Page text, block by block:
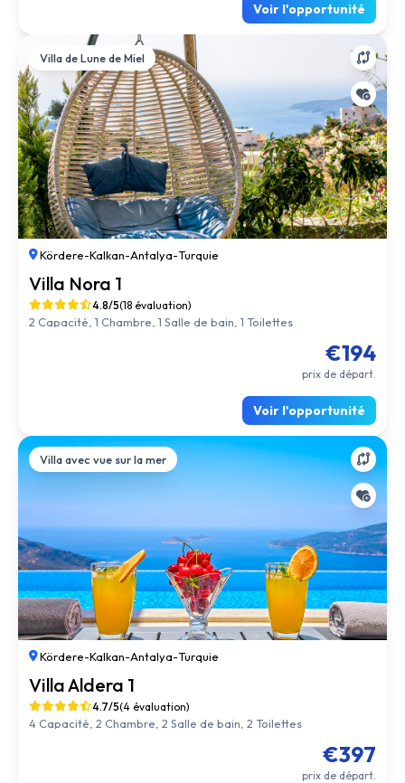
Voir l'opportunité
Villa de Lune de Miel
Kördere-Kalkan-Antalya-Turquie
Villa Nora 1
4.8/5(18 évaluation)
2 Capacité, 1 Chambre, 1 Salle de bain, 1 Toilettes
€194
prix de départ.
Voir l'opportunité
Villa avec vue sur la mer
Kördere-Kalkan-Antalya-Turquie
Villa Aldera 1
4.7/5(4 évaluation)
4 Capacité, 2 Chambre, 2 Salle de bain, 2 Toilettes
€397
prix de départ.